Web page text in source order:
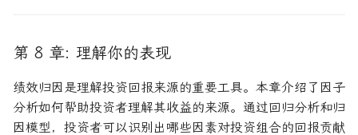
第 8 章: 理解你的表现
绩效归因是理解投资回报来源的重要工具。本章介绍了因子
分析如何帮助投资者理解其收益的来源。通过回归分析和归
因模型，投资者可以识别出哪些因素对投资组合的回报贡献